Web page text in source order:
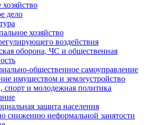
хозяйство
дело
хозяйство
воздействия
оборона, ЧС и общественная
общественное самоуправление
имуществом и землеустройство
спорт и молодежная политика
защита населения
снижению неформальной занятости